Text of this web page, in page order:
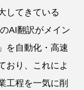
してきている
AI翻訳がメイン
を自動化・高速
おり、これによ
工程を一気に削